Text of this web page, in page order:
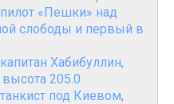
«Пешки» над
слободы и первый в
Хабибуллин,
205.0
под Киевом,